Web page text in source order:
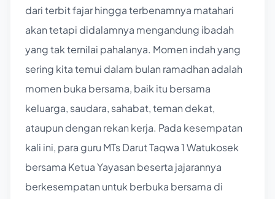
dari terbit fajar hingga terbenamnya matahari
akan tetapi didalamnya mengandung ibadah
yang tak ternilai pahalanya. Momen indah yang
sering kita temui dalam bulan ramadhan adalah
momen buka bersama, baik itu bersama
keluarga, saudara, sahabat, teman dekat,
ataupun dengan rekan kerja. Pada kesempatan
kali ini, para guru MTs Darut Taqwa 1 Watukosek
bersama Ketua Yayasan beserta jajarannya
berkesempatan untuk berbuka bersama di